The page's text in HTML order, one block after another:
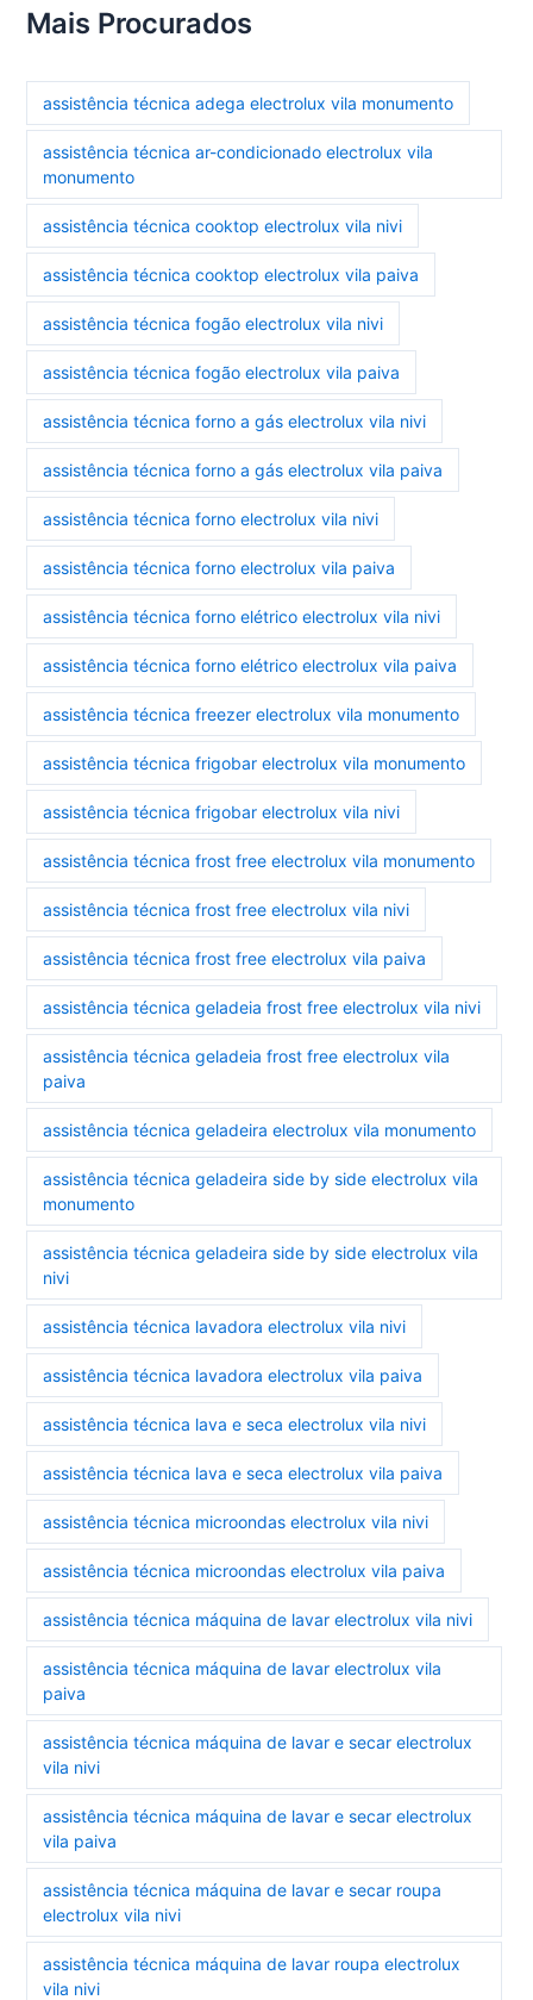
Mais Procurados
assistência técnica adega electrolux vila monumento
assistência técnica ar-condicionado electrolux vila
monumento
assistência técnica cooktop electrolux vila nivi
assistência técnica cooktop electrolux vila paiva
assistência técnica fogão electrolux vila nivi
assistência técnica fogão electrolux vila paiva
assistência técnica forno a gás electrolux vila nivi
assistência técnica forno a gás electrolux vila paiva
assistência técnica forno electrolux vila nivi
assistência técnica forno electrolux vila paiva
assistência técnica forno elétrico electrolux vila nivi
assistência técnica forno elétrico electrolux vila paiva
assistência técnica freezer electrolux vila monumento
assistência técnica frigobar electrolux vila monumento
assistência técnica frigobar electrolux vila nivi
assistência técnica frost free electrolux vila monumento
assistência técnica frost free electrolux vila nivi
assistência técnica frost free electrolux vila paiva
assistência técnica geladeia frost free electrolux vila nivi
assistência técnica geladeia frost free electrolux vila
paiva
assistência técnica geladeira electrolux vila monumento
assistência técnica geladeira side by side electrolux vila
monumento
assistência técnica geladeira side by side electrolux vila
nivi
assistência técnica lavadora electrolux vila nivi
assistência técnica lavadora electrolux vila paiva
assistência técnica lava e seca electrolux vila nivi
assistência técnica lava e seca electrolux vila paiva
assistência técnica microondas electrolux vila nivi
assistência técnica microondas electrolux vila paiva
assistência técnica máquina de lavar electrolux vila nivi
assistência técnica máquina de lavar electrolux vila
paiva
assistência técnica máquina de lavar e secar electrolux
vila nivi
assistência técnica máquina de lavar e secar electrolux
vila paiva
assistência técnica máquina de lavar e secar roupa
electrolux vila nivi
assistência técnica máquina de lavar roupa electrolux
vila nivi